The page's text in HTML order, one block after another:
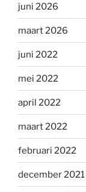
juni 2026
maart 2026
juni 2022
mei 2022
april 2022
maart 2022
februari 2022
december 2021